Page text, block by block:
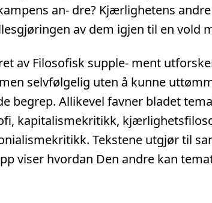
an- dre? Kjærlighetens
av dem igjen til en vold
av Filosofisk supple- ment
selvfølgelig uten å kunne
begrep. Allikevel favner bladet
kapitalismekritikk,
Tekstene utgjør til
viser hvordan Den andre kan